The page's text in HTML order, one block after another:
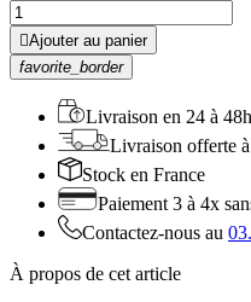
Ajouter au panier
favorite_border
Livraison en 24 à 48h
Livraison offerte
Stock en France
Paiement 3 à 4x
Contactez-nous au
À propos de cet article